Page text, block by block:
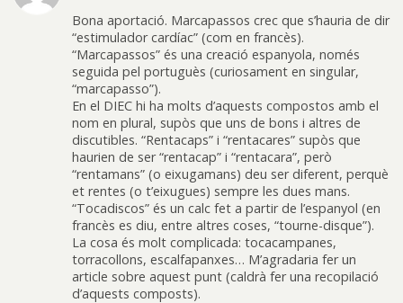
Bona aportació. Marcapassos crec que s’hauria de dir
“estimulador cardíac” (com en francès).
“Marcapassos” és una creació espanyola, només
seguida pel portuguès (curiosament en singular,
“marcapasso”).
En el DIEC hi ha molts d’aquests compostos amb el
nom en plural, supòs que uns de bons i altres de
discutibles. “Rentacaps” i “rentacares” supòs que
haurien de ser “rentacap” i “rentacara”, però
“rentamans” (o eixugamans) deu ser diferent, perquè
et rentes (o t’eixugues) sempre les dues mans.
“Tocadiscos” és un calc fet a partir de l’espanyol (en
francès es diu, entre altres coses, “tourne-disque”).
La cosa és molt complicada: tocacampanes,
torracollons, escalfapanxes… M’agradaria fer un
article sobre aquest punt (caldrà fer una recopilació
d’aquests composts).